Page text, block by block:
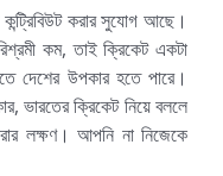
কন্ট্রিবিউট করার সুযোগ আছে।
কম, তাই ক্রিকেট একটা
দেশের উপকার হতে পারে।
ভারতের ক্রিকেট নিয়ে বললে
লক্ষণ। আপনি না নিজেকে